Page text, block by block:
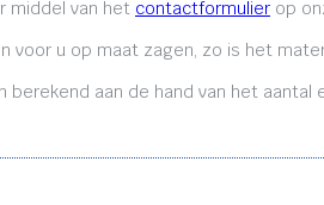
middel van het contactformulier op
voor u op maat zagen, zo is het
berekend aan de hand van het